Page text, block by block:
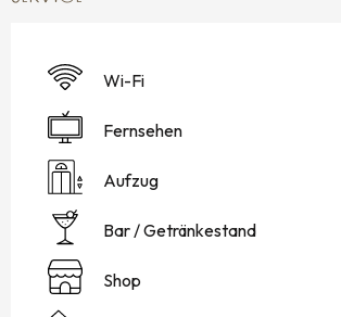
Wi-Fi
Fernsehen
Aufzug
Bar / Getränkestand
Shop